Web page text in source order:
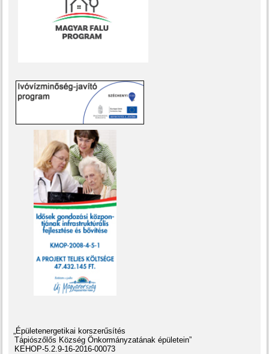
„Épületenergetikai korszerűsítés
Tápiószőlős Község Önkormányzatának épületein”
KEHOP-5.2.9-16-2016-00073